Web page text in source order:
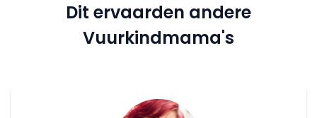
Dit ervaarden andere
Vuurkindmama's